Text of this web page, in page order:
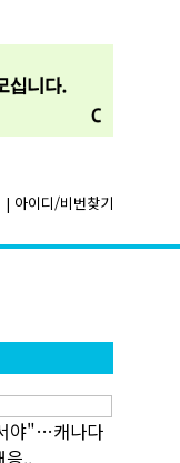
| 아이디/비번찾기
야"…캐나다
응..